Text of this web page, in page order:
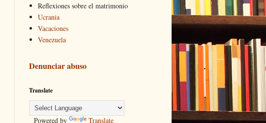
Reflexiones sobre el matrimonio
Ucrania
Vacaciones
Venezuela
Denunciar abuso
Translate
Powered by Translate